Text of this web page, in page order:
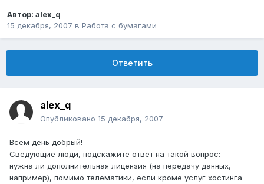
Автор: alex_q
15 декабря, 2007 в Работа с бумагами
Ответить
alex_q
Опубликовано 15 декабря, 2007
Всем день добрый!
Сведующие люди, подскажите ответ на такой вопрос:
нужна ли дополнительная лицензия (на передачу данных,
например), помимо телематики, если кроме услуг хостинга